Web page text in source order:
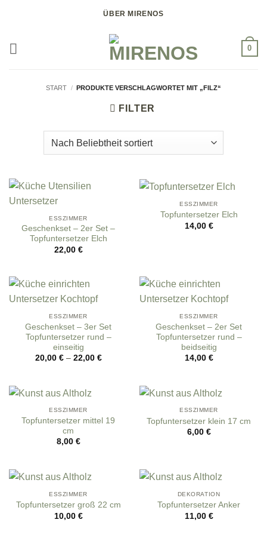
ÜBER MIRENOS
0
START / PRODUKTE VERSCHLAGWORTET MIT „FILZ“
FILTER
ESSZIMMER
Geschenkset – 2er Set –
Topfuntersetzer Elch
22,00 €
ESSZIMMER
Topfuntersetzer Elch
14,00 €
ESSZIMMER
Geschenkset – 3er Set
Topfuntersetzer rund –
einseitig
20,00 €– 22,00 €
ESSZIMMER
Geschenkset – 2er Set
Topfuntersetzer rund –
beidseitig
14,00 €
ESSZIMMER
Topfuntersetzer mittel 19
cm
8,00 €
ESSZIMMER
Topfuntersetzer klein 17 cm
6,00 €
ESSZIMMER
Topfuntersetzer groß 22 cm
10,00 €
DEKORATION
Topfuntersetzer Anker
11,00 €